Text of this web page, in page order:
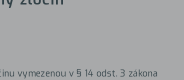
vymezenou v § 14 odst. 3 zákona